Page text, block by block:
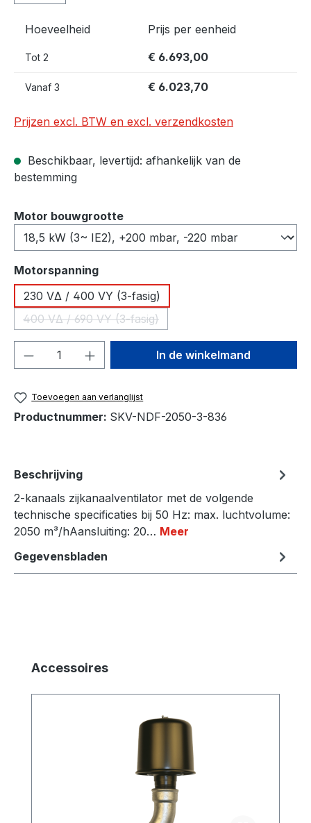
Hoeveelheid Prijs per eenheid
Tot 2 € 6.693,00
Vanaf 3 € 6.023,70
Prijzen excl. BTW en excl. verzendkosten
Beschikbaar, levertijd: afhankelijk van de
bestemming
Selecteer
Motor bouwgrootte
Selecteer
Motorspanning
230 VΔ / 400 VY (3-fasig)
400 VΔ / 690 VY (3-fasig)
(Deze optie is momenteel niet beschikbaar.)
Producthoeveelheid: Voer de
In de winkelmand
Toevoegen aan verlanglijst
Productnummer: SKV-NDF-2050-3-836
Beschrijving
2-kanaals zijkanaalventilator met de volgende
technische specificaties bij 50 Hz: max. luchtvolume:
2050 m³/hAansluiting: 20… Meer
Gegevensbladen
Productgalerij overslaan
Accessoires